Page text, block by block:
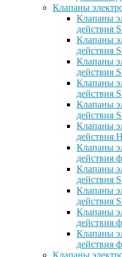
Клапаны
Клапаны
действия
Клапаны
действия
Клапаны
действия
Клапаны
действия
Клапаны
действия
Клапаны
действия
Клапаны
действия
Клапаны
действия
Клапаны
действия
Клапаны
действия
Клапаны
действия
Клапаны